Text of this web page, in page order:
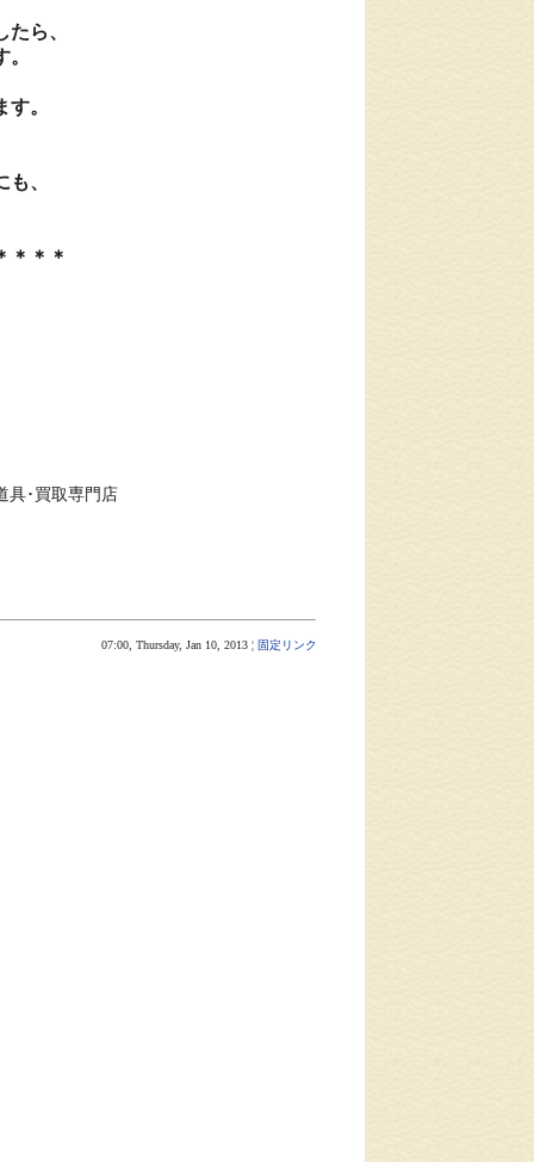
ら、
。
、
＊＊＊
具･買取専門店
07:00, Thursday, Jan 10, 2013 ¦ 固定リンク